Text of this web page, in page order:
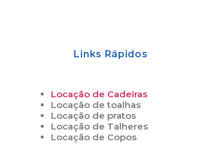
Links Rápidos
Locação de Cadeiras
Locação de toalhas
Locação de pratos
Locação de Talheres
Locação de Copos